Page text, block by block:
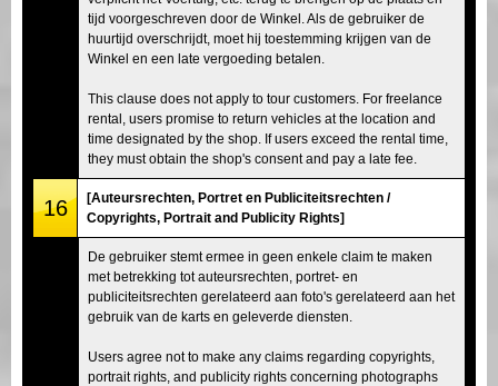
tijd voorgeschreven door de Winkel. Als de gebruiker de
huurtijd overschrijdt, moet hij toestemming krijgen van de
Winkel en een late vergoeding betalen.
This clause does not apply to tour customers. For freelance
rental, users promise to return vehicles at the location and
time designated by the shop. If users exceed the rental time,
they must obtain the shop's consent and pay a late fee.
16
[Auteursrechten, Portret en Publiciteitsrechten /
Copyrights, Portrait and Publicity Rights]
De gebruiker stemt ermee in geen enkele claim te maken
met betrekking tot auteursrechten, portret- en
publiciteitsrechten gerelateerd aan foto's gerelateerd aan het
gebruik van de karts en geleverde diensten.
Users agree not to make any claims regarding copyrights,
portrait rights, and publicity rights concerning photographs